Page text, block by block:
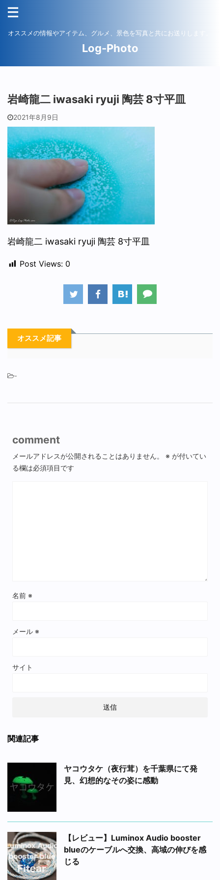
オススメの情報やアイテム、グルメ、景色を写真と共にお送りします。
Log-Photo
岩崎龍二 iwasaki ryuji 陶芸 8寸平皿
2021年8月9日
岩崎龍二 iwasaki ryuji 陶芸 8寸平皿
Post Views: 0
オススメ記事
-
comment
メールアドレスが公開されることはありません。 ※ が付いてい
る欄は必須項目です
名前 ※
メール ※
サイト
関連記事
ヤコウタケ（夜行茸）を千葉県にて発
見、幻想的なその姿に感動
【レビュー】Luminox Audio booster
blueのケーブルへ交換、高域の伸びを感
じる